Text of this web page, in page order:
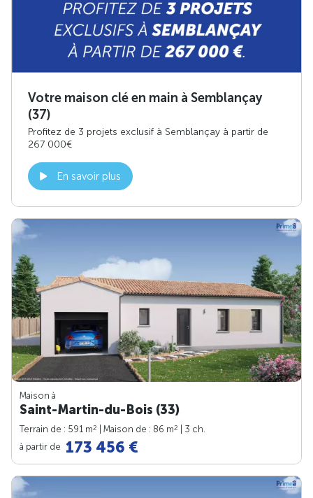
Votre maison clé en main à Semblançay
(37)
Profitez de 3 projets exclusif à Semblançay à partir de
267 000€
En savoir plus
Maison à
Saint-Martin-du-Bois (33)
Terrain de : 591 m2 | Maison de : 86 m2
| 3 ch.
à partir de 173 456 €